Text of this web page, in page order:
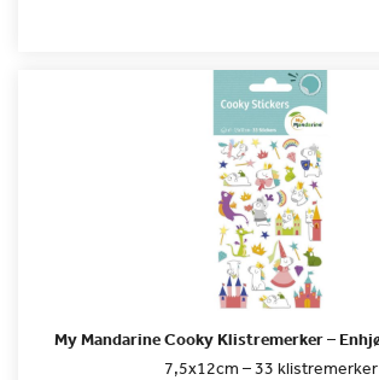
My Mandarine Cooky Klistremerker –
7,5x12cm – 33 klistremerker